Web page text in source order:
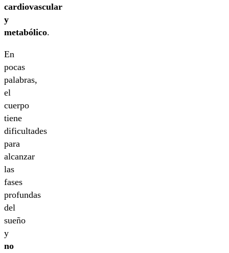
cardiovascular
y
metabólico.
En
pocas
palabras,
el
cuerpo
tiene
dificultades
para
alcanzar
las
fases
profundas
del
sueño
y
no